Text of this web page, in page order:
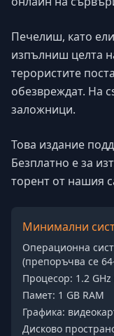
Печелиш, като
изпълниш целта
терористите
обезвреждат. На
заложници.
Това издание
Безплатно е за
торент от нашия
Минимални
Операционна
(препоръчва се
Процесор: 1.2
Памет: 1 GB RAM
Графика:
Дисково